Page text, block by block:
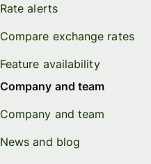
Rate alerts
Compare exchange rates
Feature availability
Company and team
Company and team
News and blog